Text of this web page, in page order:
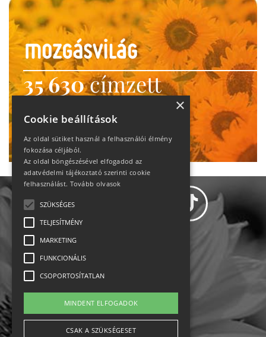
35 630címzett
heti motiváció
Ne maradj le!
Állásajánlatok
Impresszum-kapcsolat
Jogi nyilatkozat
×
Cookie beállítások
Az oldal sütiket használ a felhasználói élmény
fokozása céljából.
Az oldal böngészésével elfogadod az
adatvédelmi tájékoztató szerinti cookie
felhasználást. Tovább olvasok
SZÜKSÉGES
TELJESÍTMÉNY
MARKETING
FUNKCIONÁLIS
CSOPORTOSÍTATLAN
MINDENT ELFOGADOK
CSAK A SZÜKSÉGESET